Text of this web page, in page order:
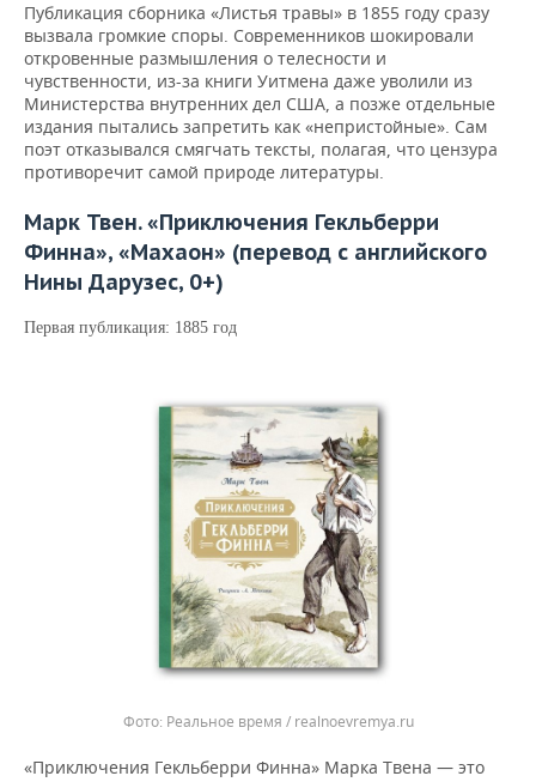
Публикация сборника «Листья травы» в 1855 году сразу
вызвала громкие споры. Современников шокировали
откровенные размышления о телесности и
чувственности, из-за книги Уитмена даже уволили из
Министерства внутренних дел США, а позже отдельные
издания пытались запретить как «непристойные». Сам
поэт отказывался смягчать тексты, полагая, что цензура
противоречит самой природе литературы.
Марк Твен. «Приключения Гекльберри
Финна», «Махаон» (перевод с английского
Нины Дарузес, 0+)
Первая публикация: 1885 год
Реальное время / realnoevremya.ru
«Приключения Гекльберри Финна» Марка Твена — это